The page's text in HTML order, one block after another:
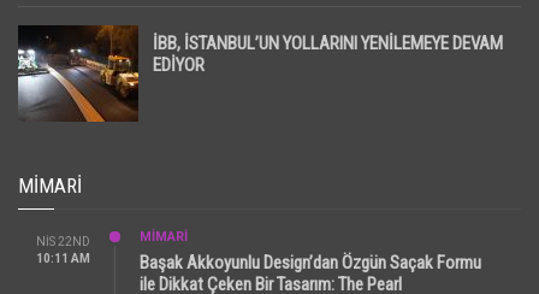
İBB, İSTANBUL’UN YOLLARINI YENİLEMEYE DEVAM
EDİYOR
MIMARI
NIS 22ND
10:11 AM
MİMARİ
Başak Akkoyunlu Design’dan Özgün Saçak Formu
ile Dikkat Çeken Bir Tasarım: The Pearl